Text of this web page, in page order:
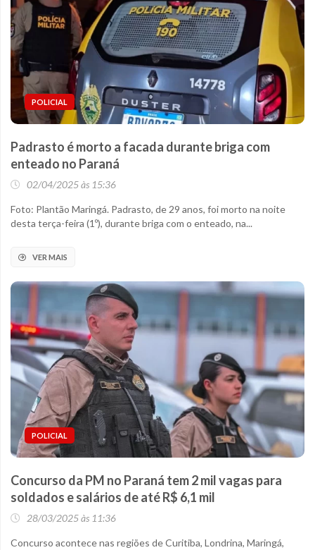
POLICIAL
Padrasto é morto a facada durante briga com
enteado no Paraná
02/04/2025 às 15:36
Foto: Plantão Maringá. Padrasto, de 29 anos, foi morto na noite
desta terça-feira (1º), durante briga com o enteado, na...
VER MAIS
POLICIAL
Concurso da PM no Paraná tem 2 mil vagas para
soldados e salários de até R$ 6,1 mil
28/03/2025 às 11:36
Concurso acontece nas regiões de Curitiba, Londrina, Maringá,